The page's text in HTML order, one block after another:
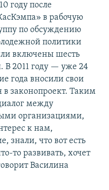
году после
в рабочую
по обсуждению
политики
включены шесть
2011 году — уже 24
года вносили свои
законопроект. Таким
между
организациями,
к нам,
знали, что вот есть
то развивать, хочет
Василина